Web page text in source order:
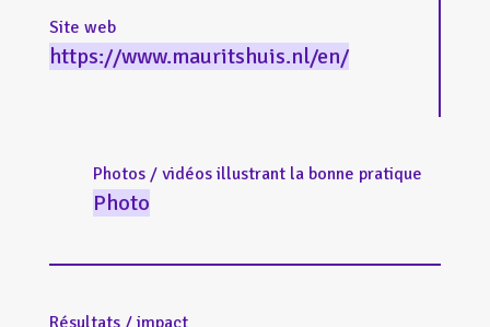
Site web
https://www.mauritshuis.nl/en/
Photos / vidéos illustrant la bonne pratique
Photo
Résultats / impact